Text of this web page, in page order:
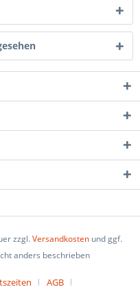
zzgl.Versandkosten und ggf.
anders beschrieben
AGB